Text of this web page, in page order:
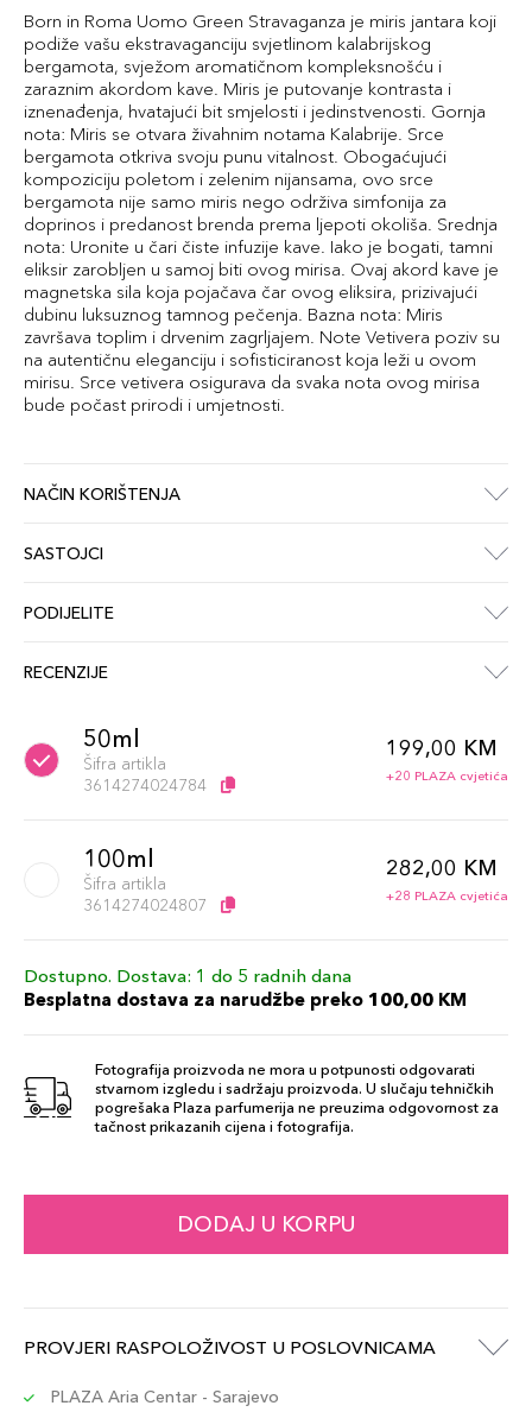
Born in Roma Uomo Green Stravaganza je miris jantara koji
podiže vašu ekstravaganciju svjetlinom kalabrijskog
bergamota, svježom aromatičnom kompleksnošću i
zaraznim akordom kave. Miris je putovanje kontrasta i
iznenađenja, hvatajući bit smjelosti i jedinstvenosti. Gornja
nota: Miris se otvara živahnim notama Kalabrije. Srce
bergamota otkriva svoju punu vitalnost. Obogaćujući
kompoziciju poletom i zelenim nijansama, ovo srce
bergamota nije samo miris nego održiva simfonija za
doprinos i predanost brenda prema ljepoti okoliša. Srednja
nota: Uronite u čari čiste infuzije kave. Iako je bogati, tamni
eliksir zarobljen u samoj biti ovog mirisa. Ovaj akord kave je
magnetska sila koja pojačava čar ovog eliksira, prizivajući
dubinu luksuznog tamnog pečenja. Bazna nota: Miris
završava toplim i drvenim zagrljajem. Note Vetivera poziv su
na autentičnu eleganciju i sofisticiranost koja leži u ovom
mirisu. Srce vetivera osigurava da svaka nota ovog mirisa
bude počast prirodi i umjetnosti.
NAČIN KORIŠTENJA
SASTOJCI
PODIJELITE
RECENZIJE
50ml
Šifra artikla
3614274024784
199,00 KM
+20 PLAZA cvjetića
100ml
Šifra artikla
3614274024807
282,00 KM
+28 PLAZA cvjetića
Dostupno. Dostava: 1 do 5 radnih dana
Besplatna dostava za narudžbe preko 100,00 KM
Fotografija proizvoda ne mora u potpunosti odgovarati
stvarnom izgledu i sadržaju proizvoda. U slučaju tehničkih
pogrešaka Plaza parfumerija ne preuzima odgovornost za
tačnost prikazanih cijena i fotografija.
DODAJ U KORPU
PROVJERI RASPOLOŽIVOST U POSLOVNICAMA
PLAZA Aria Centar - Sarajevo